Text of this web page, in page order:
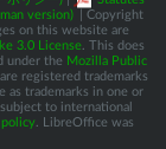
version)
| Copyright
on this website are
3.0 License. This does
under the Mozilla Public
registered trademarks
as trademarks in one or
to international
. LibreOffice was